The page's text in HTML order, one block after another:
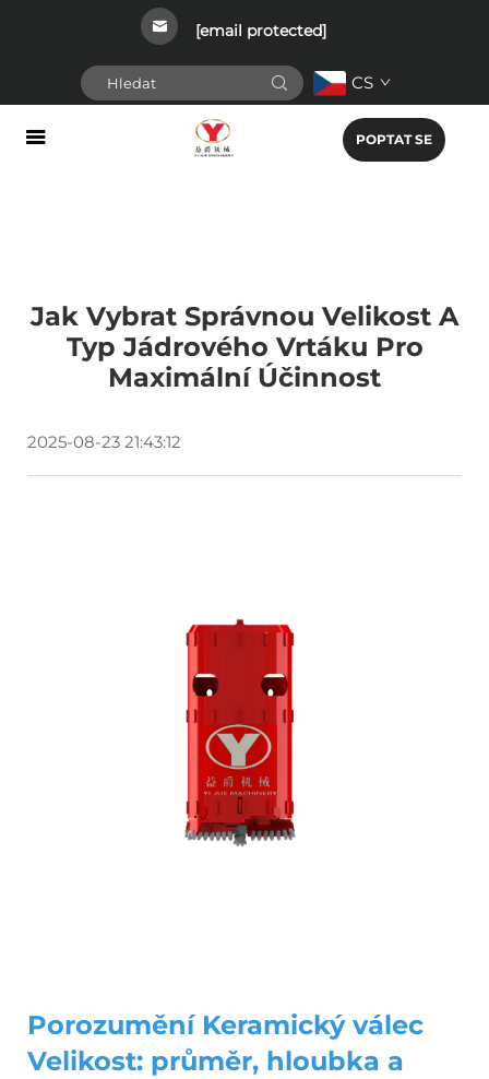
[email protected]
CS
POPTAT SE
Jak Vybrat Správnou Velikost A
Typ Jádrového Vrtáku Pro
Maximální Účinnost
2025-08-23 21:43:12
Porozumění Keramický válec
Velikost: průměr, hloubka a